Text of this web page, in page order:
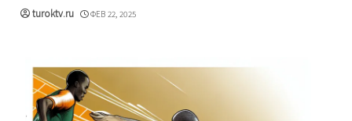
turoktv.ru ФЕВ 22, 2025